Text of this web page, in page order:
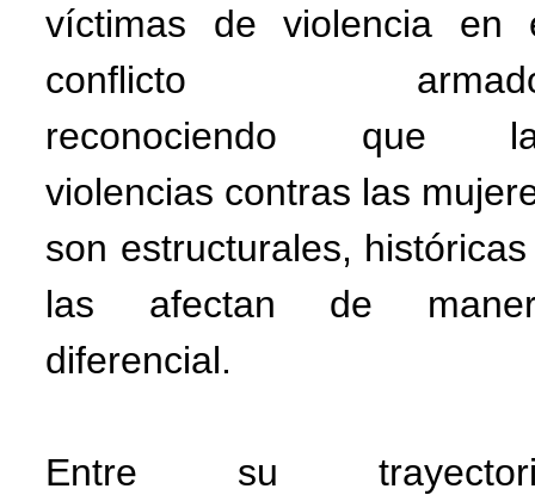
víctimas de violencia en
conflicto
reconociendo que
violencias contras las
son estructurales,
las afectan de
diferencial.
Entre su